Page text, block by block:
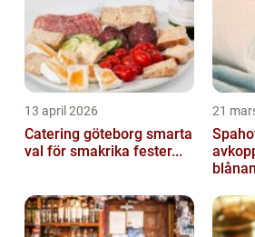
13 april 2026
Catering göteborg smarta
val för smakrika fester...
21